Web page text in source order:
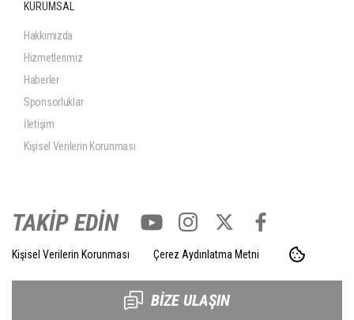
KURUMSAL
Hakkımızda
Hizmetlerimiz
Haberler
Sponsorluklar
İletişim
Kişisel Verilerin Korunması
TAKİP EDİN
Kişisel Verilerin Korunması Çerez Aydınlatma Metni
BİZE ULAŞIN